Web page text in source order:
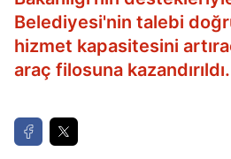
Belediyesi'nin talebi
hizmet kapasitesini
araç filosuna kazandırıldı.